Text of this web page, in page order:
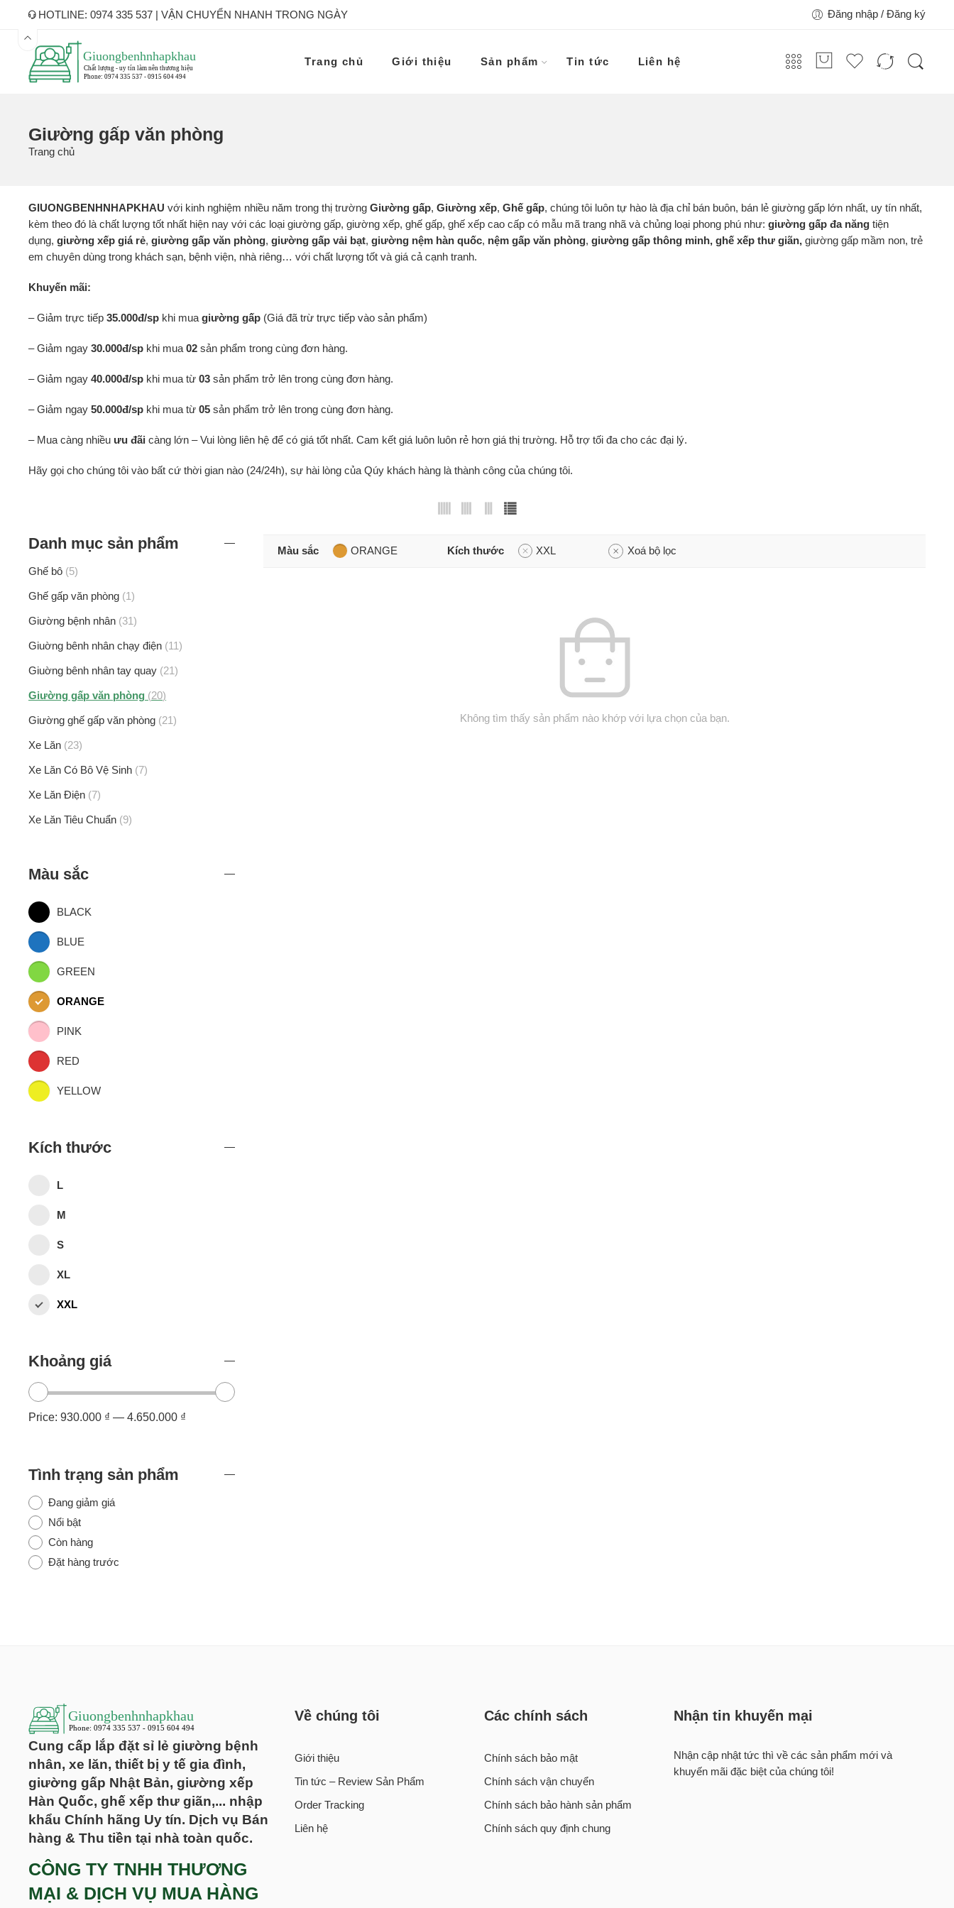
HOTLINE: 0974 335 537 | VẬN CHUYỂN NHANH TRONG NGÀY Đăng nhập / Đăng ký
Trang chủ Giới thiệu Sản phẩm Tin tức Liên hệ
Giường gấp văn phòng
Trang chủ
GIUONGBENHNHAPKHAU với kinh nghiệm nhiều năm trong thị trường Giường gấp, Giường xếp, Ghế gấp, chúng tôi luôn tự hào là địa chỉ bán buôn, bán lẻ giường gấp lớn nhất, uy tín nhất,
kèm theo đó là chất lượng tốt nhất hiện nay với các loại giường gấp, giường xếp, ghế gấp, ghế xếp cao cấp có mẫu mã trang nhã và chủng loại phong phú như: giường gấp đa năng tiện
dụng, giường xếp giá rẻ, giường gấp văn phòng, giường gấp vải bạt, giường nệm hàn quốc, nệm gấp văn phòng, giường gấp thông minh, ghế xếp thư giãn, giường gấp mầm non, trẻ
em chuyên dùng trong khách sạn, bệnh viện, nhà riêng… với chất lượng tốt và giá cả cạnh tranh.
Khuyến mãi:
– Giảm trực tiếp 35.000đ/sp khi mua giường gấp (Giá đã trừ trực tiếp vào sản phẩm)
– Giảm ngay 30.000đ/sp khi mua 02 sản phẩm trong cùng đơn hàng.
– Giảm ngay 40.000đ/sp khi mua từ 03 sản phẩm trở lên trong cùng đơn hàng.
– Giảm ngay 50.000đ/sp khi mua từ 05 sản phẩm trở lên trong cùng đơn hàng.
– Mua càng nhiều ưu đãi càng lớn – Vui lòng liên hệ để có giá tốt nhất. Cam kết giá luôn luôn rẻ hơn giá thị trường. Hỗ trợ tối đa cho các đại lý.
Hãy gọi cho chúng tôi vào bất cứ thời gian nào (24/24h), sự hài lòng của Qúy khách hàng là thành công của chúng tôi.
Màu sắc ORANGE Kích thước XXL Xoá bộ lọc
Không tìm thấy sản phẩm nào khớp với lựa chọn của bạn.
Danh mục sản phẩm
Ghế bô 5
Ghế gấp văn phòng 1
Giường bệnh nhân 31
Giuờng bênh nhân chạy điện 11
Giuờng bênh nhân tay quay 21
Giường gấp văn phòng 20
Giường ghế gấp văn phòng 21
Xe Lăn 23
Xe Lăn Có Bô Vệ Sinh 7
Xe Lăn Điện 7
Xe Lăn Tiêu Chuẩn 9
Màu sắc
BLACK
BLUE
GREEN
ORANGE
PINK
RED
YELLOW
Kích thước
L
M
S
XL
XXL
Khoảng giá
Price: 930.000 ₫ — 4.650.000 ₫
Tình trạng sản phẩm
Đang giảm giá
Nổi bật
Còn hàng
Đặt hàng trước
Cung cấp lắp đặt sỉ lẻ giường bệnh
nhân, xe lăn, thiết bị y tế gia đình,
giường gấp Nhật Bản, giường xếp
Hàn Quốc, ghế xếp thư giãn,... nhập
khẩu Chính hãng Uy tín. Dịch vụ Bán
hàng & Thu tiền tại nhà toàn quốc.
CÔNG TY TNHH THƯƠNG
MẠI & DỊCH VỤ MUA HÀNG
Về chúng tôi
Giới thiệu
Tin tức – Review Sản Phẩm
Order Tracking
Liên hệ
Các chính sách
Chính sách bảo mật
Chính sách vận chuyển
Chính sách bảo hành sản phẩm
Chính sách quy định chung
Nhận tin khuyến mại
Nhận cập nhật tức thì về các sản phẩm mới và
khuyến mãi đặc biệt của chúng tôi!